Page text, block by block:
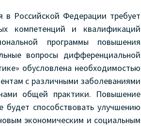
в Российской Федерации требует
компетенций и квалификаций
программы повышения
вопросы дифференциальной
обусловлена необходимостью
с различными заболеваниями
общей практики. Повышение
способствовать улучшению
экономическим и социальным